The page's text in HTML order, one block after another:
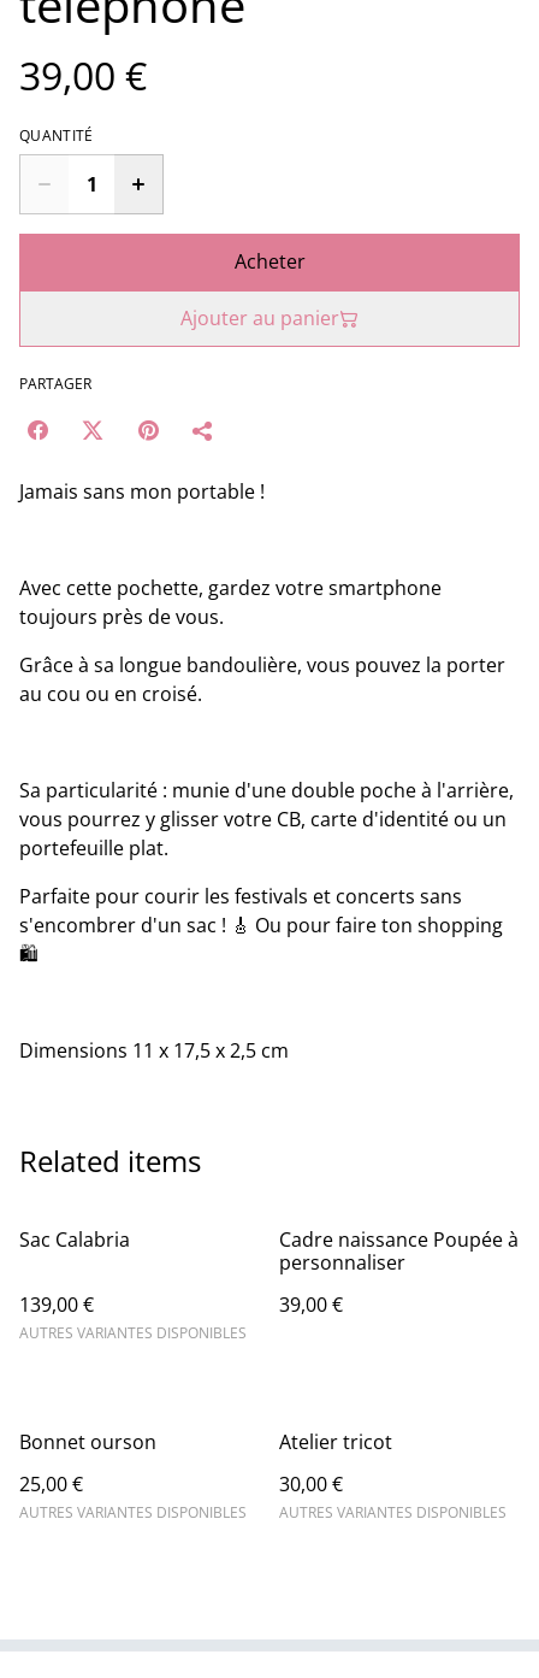
39,00 €
QUANTITÉ
Acheter
Ajouter au panier
PARTAGER
Jamais sans mon portable !
Avec cette pochette, gardez votre smartphone
toujours près de vous.
Grâce à sa longue bandoulière, vous pouvez la porter
au cou ou en croisé.
Sa particularité : munie d'une double poche à l'arrière,
vous pourrez y glisser votre CB, carte d'identité ou un
portefeuille plat.
Parfaite pour courir les festivals et concerts sans
s'encombrer d'un sac ! 🎸 Ou pour faire ton shopping
🛍
Dimensions 11 x 17,5 x 2,5 cm
Related items
Sac Calabria
139,00 €
AUTRES VARIANTES DISPONIBLES
Cadre naissance Poupée à
personnaliser
39,00 €
Bonnet ourson
25,00 €
AUTRES VARIANTES DISPONIBLES
Atelier tricot
30,00 €
AUTRES VARIANTES DISPONIBLES